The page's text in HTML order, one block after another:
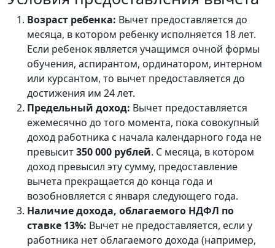
Возраст ребенка: Вычет предоставляется до
месяца, в котором ребенку исполняется 18 лет.
Если ребенок является учащимся очной формы
обучения, аспирантом, ординатором, интерном
или курсантом, то вычет предоставляется до
достижения им 24 лет.
Предельный доход: Вычет предоставляется
ежемесячно до того момента, пока совокупный
доход работника с начала календарного года не
превысит350 000 рублей. С месяца, в котором
доход превысил эту сумму, предоставление
вычета прекращается до конца года и
возобновляется с января следующего года.
Наличие дохода, облагаемого НДФЛ по
ставке 13%: Вычет не предоставляется, если у
работника нет облагаемого дохода (например,